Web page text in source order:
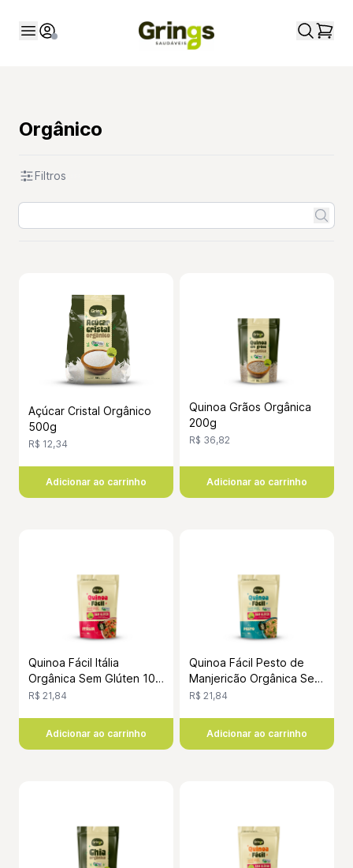
Orgânico
Filtros
Açúcar Cristal Orgânico
500g
R$ 12,34
Adicionar ao carrinho
Quinoa Grãos Orgânica
200g
R$ 36,82
Adicionar ao carrinho
Quinoa Fácil Itália
Orgânica Sem Glúten 100
Gramas
R$ 21,84
Adicionar ao carrinho
Quinoa Fácil Pesto de
Manjericão Orgânica Sem
Glúten 100 Gramas
R$ 21,84
Adicionar ao carrinho